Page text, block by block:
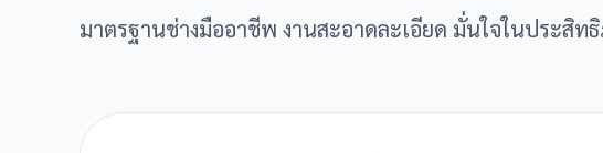
มาตรฐานช่างมืออาชีพ งานสะอาดละเอียด มั่นใจในประสิท